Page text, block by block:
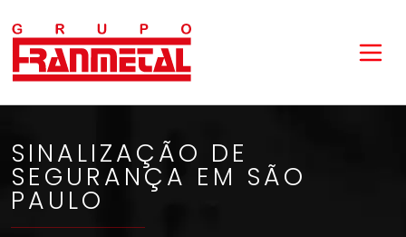
SINALIZAÇÃO DE
SEGURANÇA EM SÃO
PAULO